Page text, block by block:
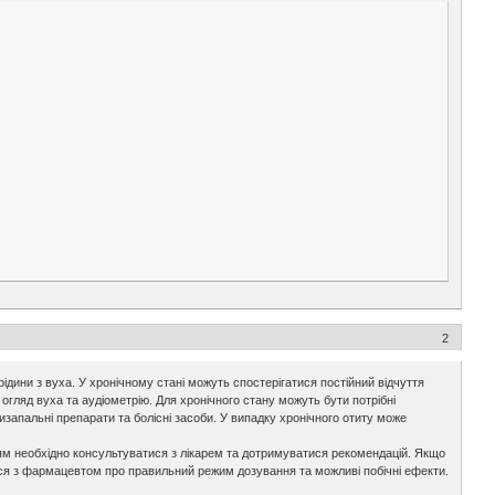
2
з вуха. У хронічному стані можуть спостерігатися постійний відчуття
вуха та аудіометрію. Для хронічного стану можуть бути потрібні
препарати та болісні засоби. У випадку хронічного отиту може
необхідно консультуватися з лікарем та дотримуватися рекомендацій. Якщо
з фармацевтом про правильний режим дозування та можливі побічні ефекти.